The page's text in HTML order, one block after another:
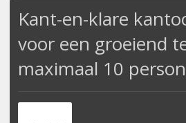
Kant-en-klare
voor een groeiend
maximaal 10